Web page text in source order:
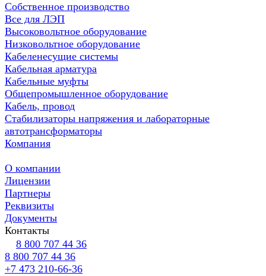
Собственное производство
Все для ЛЭП
Высоковольтное оборудование
Низковольтное оборудование
Кабеленесущие системы
Кабельная арматура
Кабельные муфты
Общепромышленное оборудование
Кабель, провод
Стабилизаторы напряжения и лабораторные
автотрансформаторы
Компания
О компании
Лицензии
Партнеры
Реквизиты
Документы
Контакты
8 800 707 44 36
8 800 707 44 36
+7 473 210-66-36